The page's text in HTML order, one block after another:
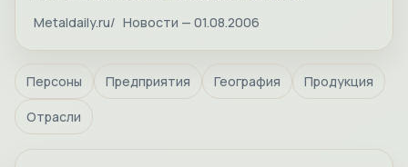
Metaldaily.ru Новости — 01.08.2006
Персоны Предприятия География Продукция
Отрасли